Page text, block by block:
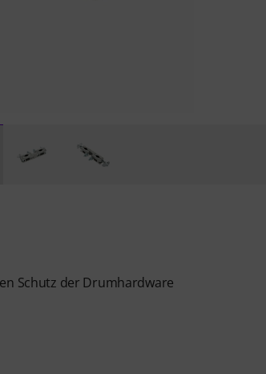
Schutz der Drumhardware